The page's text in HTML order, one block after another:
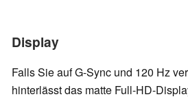
Display
Falls Sie auf G-Sync und 120 Hz
hinterlässt das matte Full-HD-